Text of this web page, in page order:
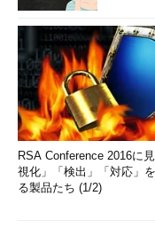
RSA Conference 2016に
視化」「検出」「対応」
る製品たち (1/2)